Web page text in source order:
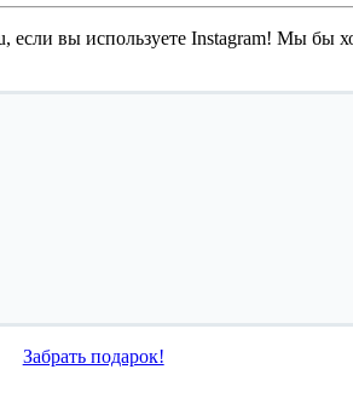
если вы используете Instagram! Мы бы
Забрать подарок!